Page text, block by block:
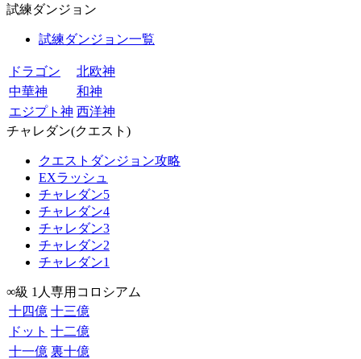
試練ダンジョン
試練ダンジョン一覧
ドラゴン
北欧神
中華神
和神
エジプト神 西洋神
チャレダン(クエスト)
クエストダンジョン攻略
EXラッシュ
チャレダン5
チャレダン4
チャレダン3
チャレダン2
チャレダン1
∞級 1人専用コロシアム
十四億 十三億
ドット 十二億
十一億 裏十億